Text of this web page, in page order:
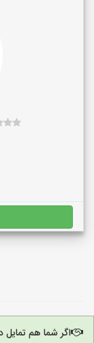
اگر شما هم تمایل